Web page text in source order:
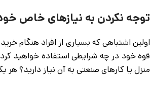
توجه نکردن به نیازهای خاص
اولین اشتباهی که بسیاری از افراد هنگام
قوه خود در چه شرایطی استفاده خواهید
منزل یا کارهای صنعتی به آن نیاز دارید؟ هر